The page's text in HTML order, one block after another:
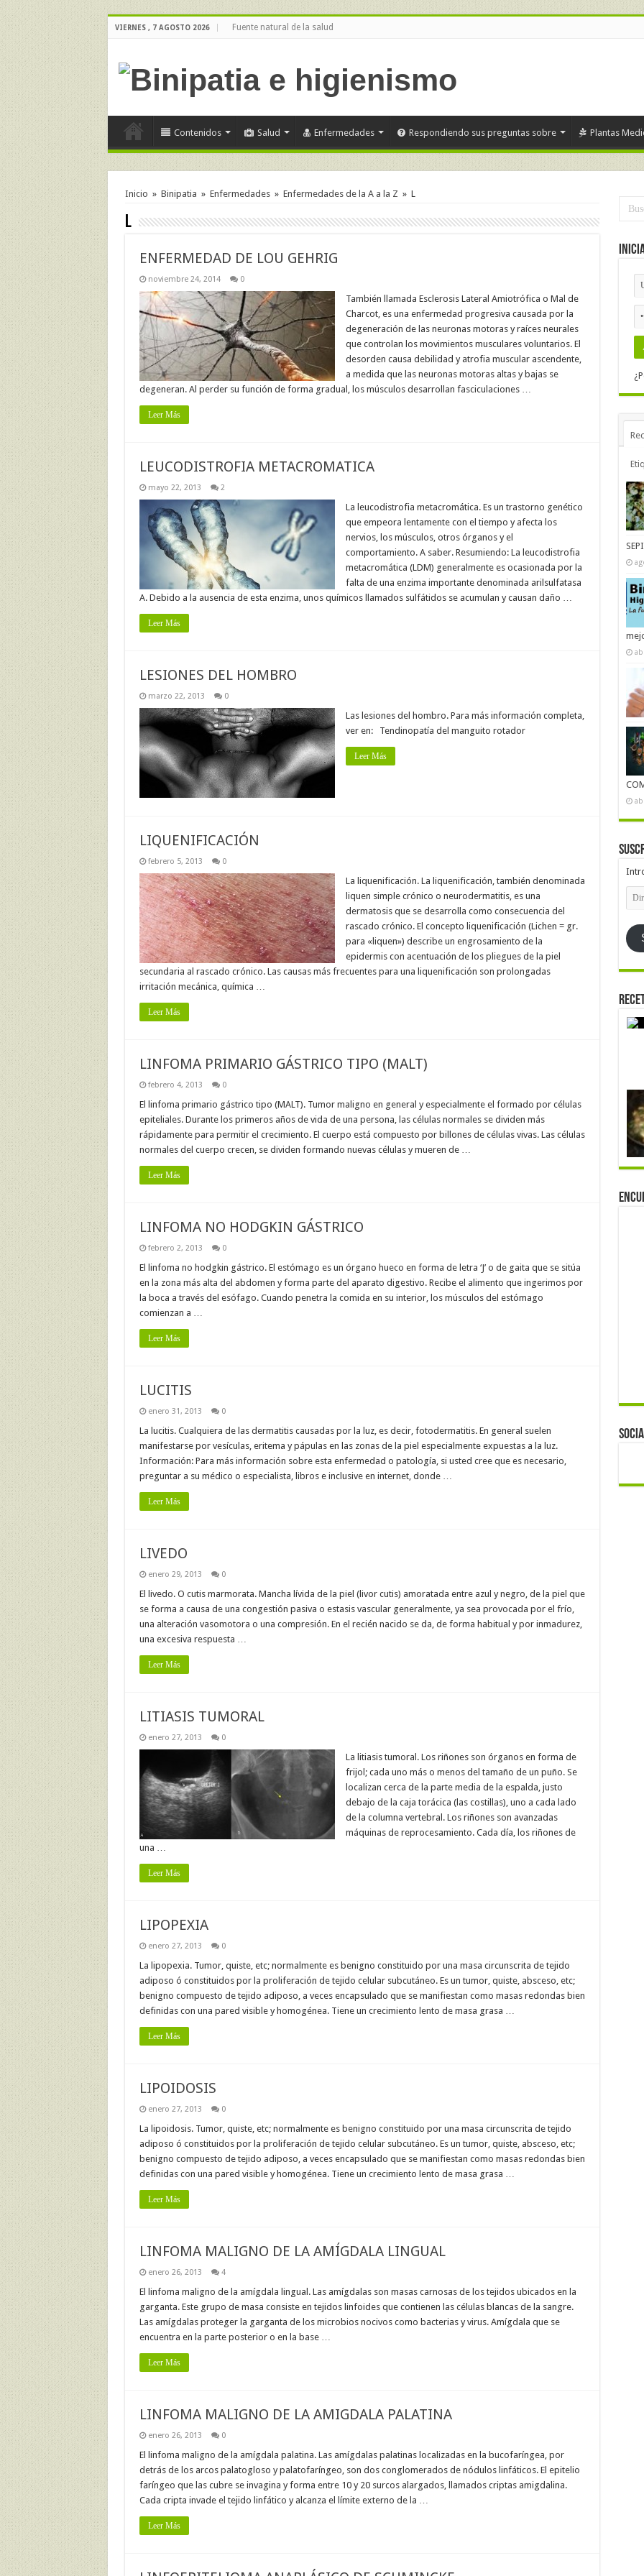
VIERNES , 7 AGOSTO 2026 Fuente natural de la salud
Contenidos Salud Enfermedades Respondiendo sus preguntas sobre Plantas
Inicio » Binipatia » Enfermedades » Enfermedades de la A a la Z » L
L
ENFERMEDAD DE LOU GEHRIG
noviembre 24, 2014 0
También llamada Esclerosis Lateral Amiotrófica o Mal de
Charcot, es una enfermedad progresiva causada por la
degeneración de las neuronas motoras y raíces neurales
que controlan los movimientos musculares voluntarios. El
desorden causa debilidad y atrofia muscular ascendente,
a medida que las neuronas motoras altas y bajas se
degeneran. Al perder su función de forma gradual, los músculos desarrollan fasciculaciones …
Leer Más
LEUCODISTROFIA METACROMATICA
mayo 22, 2013 2
La leucodistrofia metacromática. Es un trastorno genético
que empeora lentamente con el tiempo y afecta los
nervios, los músculos, otros órganos y el
comportamiento. A saber. Resumiendo: La leucodistrofia
metacromática (LDM) generalmente es ocasionada por la
falta de una enzima importante denominada arilsulfatasa
A. Debido a la ausencia de esta enzima, unos químicos llamados sulfátidos se acumulan y causan daño …
Leer Más
LESIONES DEL HOMBRO
marzo 22, 2013 0
Las lesiones del hombro. Para más información completa,
ver en: Tendinopatía del manguito rotador
Leer Más
LIQUENIFICACIÓN
febrero 5, 2013 0
La liquenificación. La liquenificación, también denominada
liquen simple crónico o neurodermatitis, es una
dermatosis que se desarrolla como consecuencia del
rascado crónico. El concepto liquenificación (Lichen = gr.
para «liquen») describe un engrosamiento de la
epidermis con acentuación de los pliegues de la piel
secundaria al rascado crónico. Las causas más frecuentes para una liquenificación son prolongadas
irritación mecánica, química …
Leer Más
LINFOMA PRIMARIO GÁSTRICO TIPO (MALT)
febrero 4, 2013 0
El linfoma primario gástrico tipo (MALT). Tumor maligno en general y especialmente el formado por células
epiteliales. Durante los primeros años de vida de una persona, las células normales se dividen más
rápidamente para permitir el crecimiento. El cuerpo está compuesto por billones de células vivas. Las células
normales del cuerpo crecen, se dividen formando nuevas células y mueren de …
Leer Más
LINFOMA NO HODGKIN GÁSTRICO
febrero 2, 2013 0
El linfoma no hodgkin gástrico. El estómago es un órgano hueco en forma de letra ‘J’ o de gaita que se sitúa
en la zona más alta del abdomen y forma parte del aparato digestivo. Recibe el alimento que ingerimos por
la boca a través del esófago. Cuando penetra la comida en su interior, los músculos del estómago
comienzan a …
Leer Más
LUCITIS
enero 31, 2013 0
La lucitis. Cualquiera de las dermatitis causadas por la luz, es decir, fotodermatitis. En general suelen
manifestarse por vesículas, eritema y pápulas en las zonas de la piel especialmente expuestas a la luz.
Información: Para más información sobre esta enfermedad o patología, si usted cree que es necesario,
preguntar a su médico o especialista, libros e inclusive en internet, donde …
Leer Más
LIVEDO
enero 29, 2013 0
El livedo. O cutis marmorata. Mancha lívida de la piel (livor cutis) amoratada entre azul y negro, de la piel que
se forma a causa de una congestión pasiva o estasis vascular generalmente, ya sea provocada por el frío,
una alteración vasomotora o una compresión. En el recién nacido se da, de forma habitual y por inmadurez,
una excesiva respuesta …
Leer Más
LITIASIS TUMORAL
enero 27, 2013 0
La litiasis tumoral. Los riñones son órganos en forma de
frijol; cada uno más o menos del tamaño de un puño. Se
localizan cerca de la parte media de la espalda, justo
debajo de la caja torácica (las costillas), uno a cada lado
de la columna vertebral. Los riñones son avanzadas
máquinas de reprocesamiento. Cada día, los riñones de
una …
Leer Más
LIPOPEXIA
enero 27, 2013 0
La lipopexia. Tumor, quiste, etc; normalmente es benigno constituido por una masa circunscrita de tejido
adiposo ó constituidos por la proliferación de tejido celular subcutáneo. Es un tumor, quiste, absceso, etc;
benigno compuesto de tejido adiposo, a veces encapsulado que se manifiestan como masas redondas bien
definidas con una pared visible y homogénea. Tiene un crecimiento lento de masa grasa …
Leer Más
LIPOIDOSIS
enero 27, 2013 0
La lipoidosis. Tumor, quiste, etc; normalmente es benigno constituido por una masa circunscrita de tejido
adiposo ó constituidos por la proliferación de tejido celular subcutáneo. Es un tumor, quiste, absceso, etc;
benigno compuesto de tejido adiposo, a veces encapsulado que se manifiestan como masas redondas bien
definidas con una pared visible y homogénea. Tiene un crecimiento lento de masa grasa …
Leer Más
LINFOMA MALIGNO DE LA AMÍGDALA LINGUAL
enero 26, 2013 4
El linfoma maligno de la amígdala lingual. Las amígdalas son masas carnosas de los tejidos ubicados en la
garganta. Este grupo de masa consiste en tejidos linfoides que contienen las células blancas de la sangre.
Las amígdalas proteger la garganta de los microbios nocivos como bacterias y virus. Amígdala que se
encuentra en la parte posterior o en la base …
Leer Más
LINFOMA MALIGNO DE LA AMIGDALA PALATINA
enero 26, 2013 0
El linfoma maligno de la amígdala palatina. Las amígdalas palatinas localizadas en la bucofaríngea, por
detrás de los arcos palatogloso y palatofaríngeo, son dos conglomerados de nódulos linfáticos. El epitelio
faríngeo que las cubre se invagina y forma entre 10 y 20 surcos alargados, llamados criptas amigdalina.
Cada cripta invade el tejido linfático y alcanza el límite externo de la …
Leer Más
de